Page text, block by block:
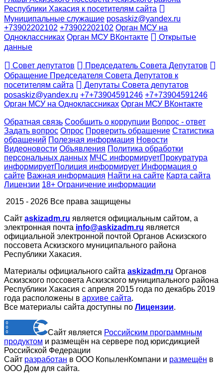
Республики Хакасия к посетителям сайта
Муниципальные служащие posaskiz@yandex.ru
+73902202102 +73902202102 Орган МСУ на
Одноклассниках Орган МСУ ВКонтакте
Открытые
данные
Совет депутатов
Председатель Совета Депутатов
Обращение Председателя Совета Депутатов к
посетителям сайта
Депутаты Совета депутатов
posaskiz@yandex.ru +7+73904591246 +7+73904591246
Орган МСУ на Одноклассниках Орган МСУ ВКонтакте
Обратная связь Сообщить о коррупции Вопрос - ответ
Задать вопрос Опрос Проверить обращение Статистика
обращений Полезная информация Новости
Видеоновости Объявления Политика обработки
персональных данных МЧС информируетПрокуратура
информируетПолиция информирует Информация о
сайте Важная информация Найти на сайте Карта сайта
Лицензии 18+ Ограничение информации
2015 - 2026 Все права защищены
Сайт askizadm.ru является официальным сайтом, а
электронная почта info@askizadm.ru является
официальной электронной почтой Органов Аскизского
поссовета Аскизского муниципального района
Республики Хакасия.
Материалы официального сайта askizadm.ru Органов
Аскизского поссовета Аскизского муниципального района
Республики Хакасия с апреля 2015 года по декабрь 2019
года расположены в архиве сайта.
Все материалы сайта доступны по Лицензии.
Сайт является Российским программным
продуктом и размещён на сервере под юрисдикцией
Российской Федерации
Сайт разработан в ООО КопыленКомпани и размещён в
ООО Дом для сайта.